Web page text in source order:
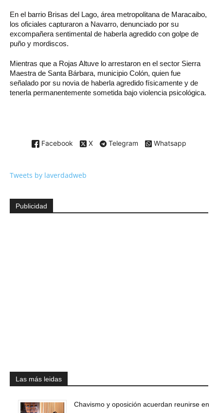
En el barrio Brisas del Lago, área metropolitana de Maracaibo,
los oficiales capturaron a Navarro, denunciado por su
excompañera sentimental de haberla agredido con golpe de
puño y mordiscos.
Mientras que a Rojas Altuve lo arrestaron en el sector Sierra
Maestra de Santa Bárbara, municipio Colón, quien fue
señalado por su novia de haberla agredido físicamente y de
tenerla permanentemente sometida bajo violencia psicológica.
Facebook X Telegram Whatsapp
Tweets by laverdadweb
Publicidad
Las más leidas
Chavismo y oposición acuerdan reunirse en